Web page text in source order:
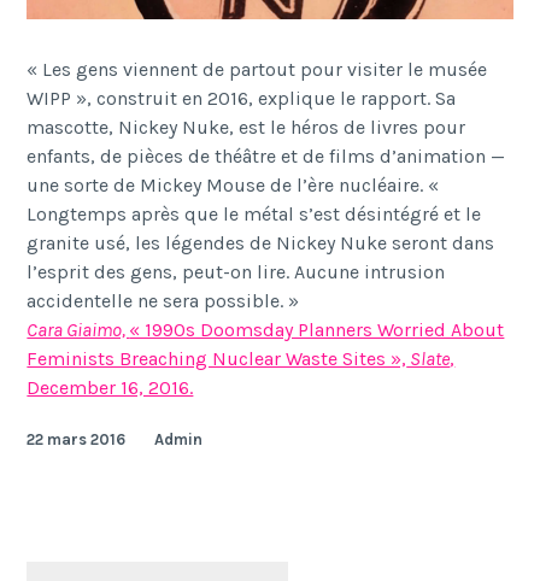
« Les gens viennent de partout pour visiter le musée
WIPP », construit en 2016, explique le rapport. Sa
mascotte, Nickey Nuke, est le héros de livres pour
enfants, de pièces de théâtre et de films d’animation —
une sorte de Mickey Mouse de l’ère nucléaire. «
Longtemps après que le métal s’est désintégréet le
granite usé, les légendes de Nickey Nuke seront dans
l’esprit des gens, peut-on lire. Aucune intrusion
accidentelle ne sera possible. »
Cara Giaimo, « 1990s Doomsday Planners Worried About
Feminists Breaching Nuclear Waste Sites », Slate,
December 16, 2016.
22 mars 2016 Admin